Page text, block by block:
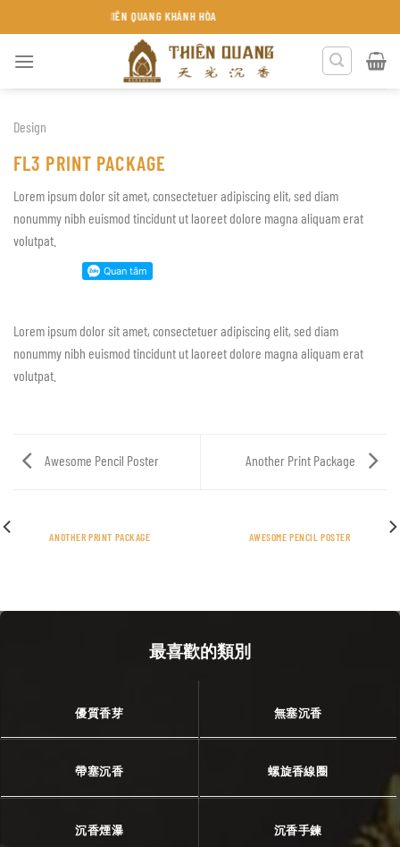
đến
TRẦM HƯƠNG THIÊN QUANG KHÁNH HÒA
Design
FL3 PRINT PACKAGE
Lorem ipsum dolor sit amet, consectetuer adipiscing elit, sed diam
nonummy nibh euismod tincidunt ut laoreet dolore magna aliquam erat
volutpat.
Lorem ipsum dolor sit amet, consectetuer adipiscing elit, sed diam
nonummy nibh euismod tincidunt ut laoreet dolore magna aliquam erat
volutpat.
Awesome Pencil Poster Another Print Package
ANOTHER PRINT PACKAGE AWESOME PENCIL POSTER
最喜歡的類別
優質香芽 無塞沉香
帶塞沉香 螺旋香線圈
沉香煙瀑 沉香手鍊